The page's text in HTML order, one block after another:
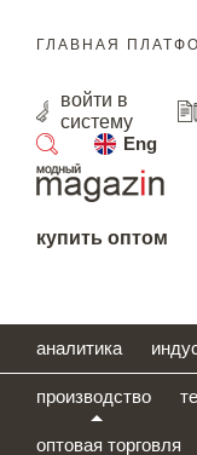
ГЛАВНАЯ
войти в
систему
Eng
поиск
купить оптом
аналитика
производство
оптовая торговля